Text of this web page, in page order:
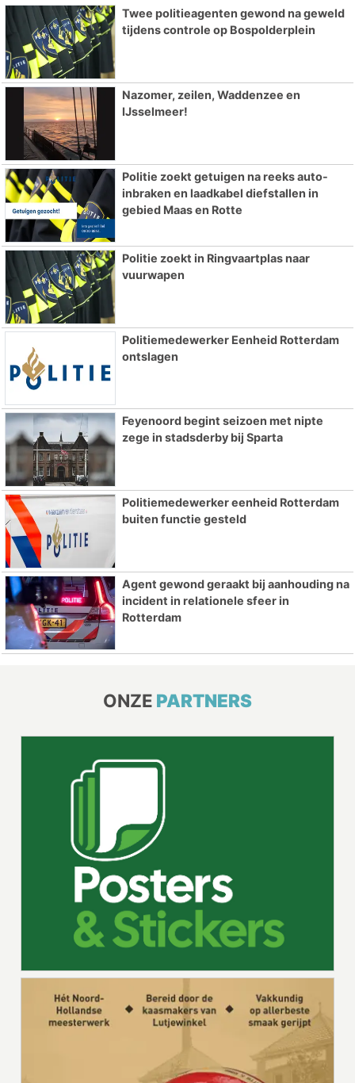
Twee politieagenten gewond na geweld
tijdens controle op Bospolderplein
Nazomer, zeilen, Waddenzee en
IJsselmeer!
Politie zoekt getuigen na reeks auto-
inbraken en laadkabel diefstallen in
gebied Maas en Rotte
Politie zoekt in Ringvaartplas naar
vuurwapen
Politiemedewerker Eenheid Rotterdam
ontslagen
Feyenoord begint seizoen met nipte
zege in stadsderby bij Sparta
Politiemedewerker eenheid Rotterdam
buiten functie gesteld
Agent gewond geraakt bij aanhouding na
incident in relationele sfeer in
Rotterdam
ONZE PARTNERS